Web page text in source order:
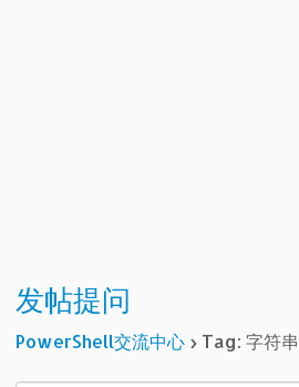
发帖提问
PowerShell交流中心 › Tag: 字符串